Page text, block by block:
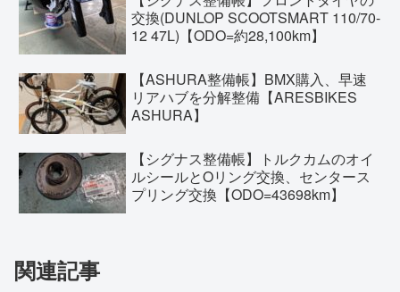
交換(DUNLOP SCOOTSMART 110/70-
12 47L)【ODO=約28,100km】
【ASHURA整備帳】BMX購入、早速
リアハブを分解整備【ARESBIKES
ASHURA】
【シグナス整備帳】トルクカムのオイ
ルシールとOリング交換、センタース
プリング交換【ODO=43698km】
関連記事